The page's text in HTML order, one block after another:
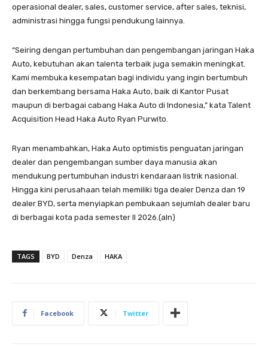
operasional dealer, sales, customer service, after sales, teknisi,
administrasi hingga fungsi pendukung lainnya.
“Seiring dengan pertumbuhan dan pengembangan jaringan Haka
Auto, kebutuhan akan talenta terbaik juga semakin meningkat.
Kami membuka kesempatan bagi individu yang ingin bertumbuh
dan berkembang bersama Haka Auto, baik di Kantor Pusat
maupun di berbagai cabang Haka Auto di Indonesia,” kata Talent
Acquisition Head Haka Auto Ryan Purwito.
Ryan menambahkan, Haka Auto optimistis penguatan jaringan
dealer dan pengembangan sumber daya manusia akan
mendukung pertumbuhan industri kendaraan listrik nasional.
Hingga kini perusahaan telah memiliki tiga dealer Denza dan 19
dealer BYD, serta menyiapkan pembukaan sejumlah dealer baru
di berbagai kota pada semester II 2026.(aln)
TAGS BYD Denza HAKA
Facebook Twitter